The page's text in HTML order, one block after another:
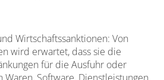
Wirtschaftssanktionen: Von
wird erwartet, dass sie die
für die Ausfuhr oder